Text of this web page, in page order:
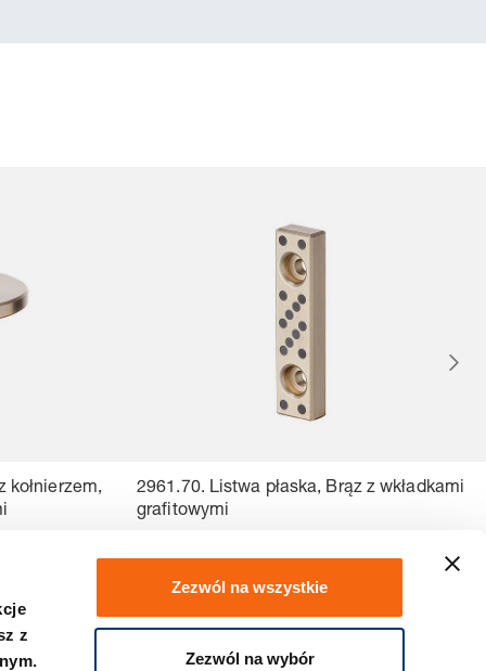
z
Zezwól na wszystkie
Zezwól na wybór
kołnierzem,
2961.70. Listwa płaska, Brąz z wkładkami
grafitowymi